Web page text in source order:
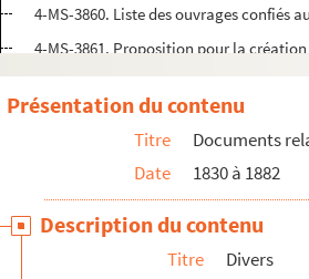
4-MS-3860. Liste des ouvrages confiés
4-MS-3861. Proposition pour la
4-MS-3862. Imprimés, journaux et
4-MS-3863. Procès-verbal du jury
Séances publiques de la Société libre des
Annales de la
Présentation du contenu
Titre
Documents
Date
1830 à 1882
Description du contenu
Titre
Divers